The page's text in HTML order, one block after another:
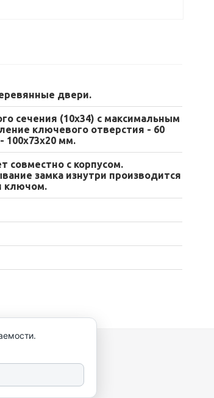
двери.
сечения (10х34) с максимальным
ключевого отверстия - 60
100х73х20 мм.
совместно с корпусом.
замка изнутри производится
ключом.